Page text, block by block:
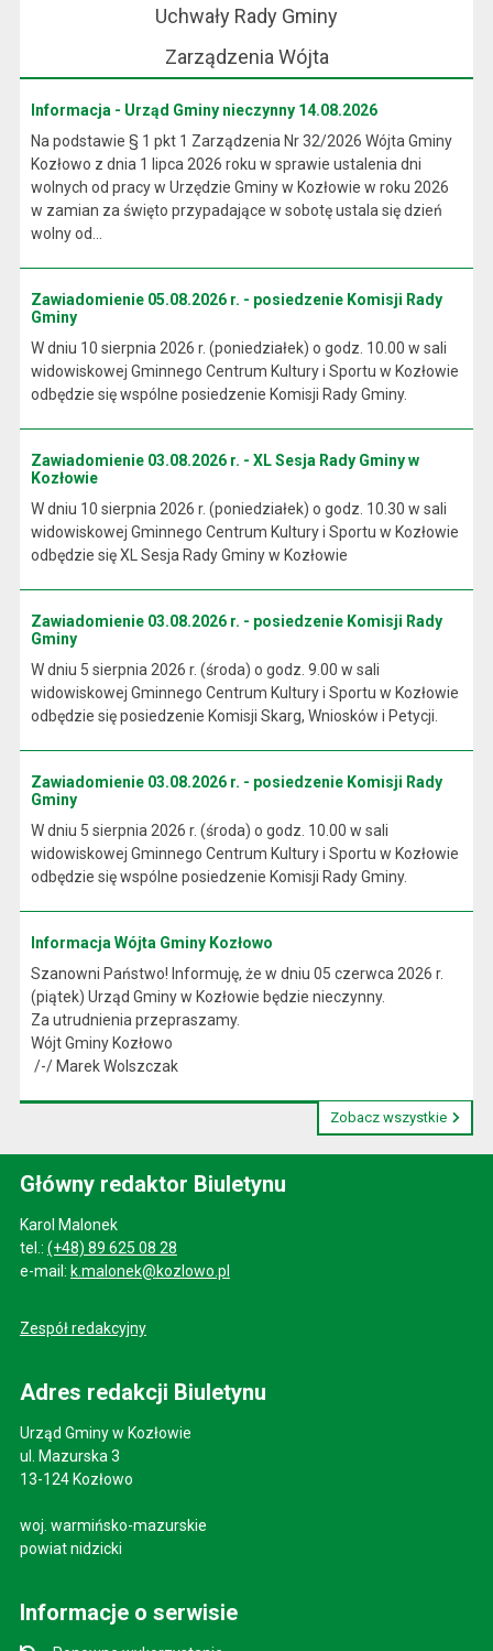
Uchwały Rady Gminy
Zarządzenia Wójta
Informacja - Urząd Gminy nieczynny 14.08.2026
Na podstawie § 1 pkt 1 Zarządzenia Nr 32/2026 Wójta Gminy
Kozłowo z dnia 1 lipca 2026 roku w sprawie ustalenia dni
wolnych od pracy w Urzędzie Gminy w Kozłowie w roku 2026
w zamian za święto przypadające w sobotę ustala się dzień
wolny od...
Zawiadomienie 05.08.2026 r. - posiedzenie Komisji Rady
Gminy
W dniu 10 sierpnia 2026 r. (poniedziałek) o godz. 10.00 w sali
widowiskowej Gminnego Centrum Kultury i Sportu w Kozłowie
odbędzie się wspólne posiedzenie Komisji Rady Gminy.
Zawiadomienie 03.08.2026 r. - XL Sesja Rady Gminy w
Kozłowie
W dniu 10 sierpnia 2026 r. (poniedziałek) o godz. 10.30 w sali
widowiskowej Gminnego Centrum Kultury i Sportu w Kozłowie
odbędzie się XL Sesja Rady Gminy w Kozłowie
Zawiadomienie 03.08.2026 r. - posiedzenie Komisji Rady
Gminy
W dniu 5 sierpnia 2026 r. (środa) o godz. 9.00 w sali
widowiskowej Gminnego Centrum Kultury i Sportu w Kozłowie
odbędzie się posiedzenie Komisji Skarg, Wniosków i Petycji.
Zawiadomienie 03.08.2026 r. - posiedzenie Komisji Rady
Gminy
W dniu 5 sierpnia 2026 r. (środa) o godz. 10.00 w sali
widowiskowej Gminnego Centrum Kultury i Sportu w Kozłowie
odbędzie się wspólne posiedzenie Komisji Rady Gminy.
Informacja Wójta Gminy Kozłowo
Szanowni Państwo! Informuję, że w dniu 05 czerwca 2026 r.
(piątek) Urząd Gminy w Kozłowie będzie nieczynny.
Za utrudnienia przepraszamy.
Wójt Gminy Kozłowo
/-/ Marek Wolszczak
Zobacz wszystkie
Główny redaktor Biuletynu
Karol Malonek
tel.: (+48) 89 625 08 28
e-mail: k.malonek@kozlowo.pl
Zespół redakcyjny
Adres redakcji Biuletynu
Urząd Gminy w Kozłowie
ul. Mazurska 3
13-124 Kozłowo
woj. warmińsko-mazurskie
powiat nidzicki
Informacje o serwisie